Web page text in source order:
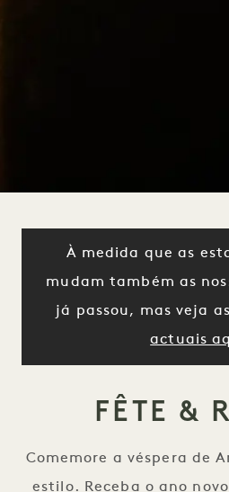
À medida que as
mudam também as
já passou, mas veja
actuais
FÊTE &
Comemore a véspera de
estilo. Receba o ano